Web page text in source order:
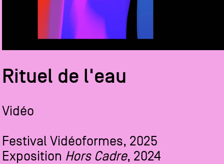
Rituel de l'eau
Vidéo
Festival Vidéoformes, 2025
Exposition Hors Cadre, 2024